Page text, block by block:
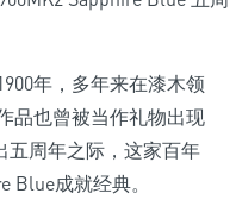
年，多年来在漆木领
品也曾被当作礼物出现
五周年之际，这家百年
Blue成就经典。